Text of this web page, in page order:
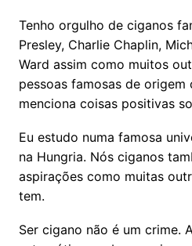
Tenho orgulho de ciganos
Presley, Charlie Chaplin,
Ward assim como muitos
pessoas famosas de origem
menciona coisas positivas
Eu estudo numa famosa
na Hungria. Nós ciganos
aspirações como muitas
tem.
Ser cigano não é um crime.